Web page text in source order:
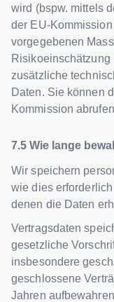
wird (bspw. mittels
der EU-
vorgegebenen
zusätzliche
Daten. Sie können
Kommission
Wie lange
Wir speichern
wie dies
denen die Daten
Vertragsdaten
gesetzliche
insbesondere
geschlossene
Jahren